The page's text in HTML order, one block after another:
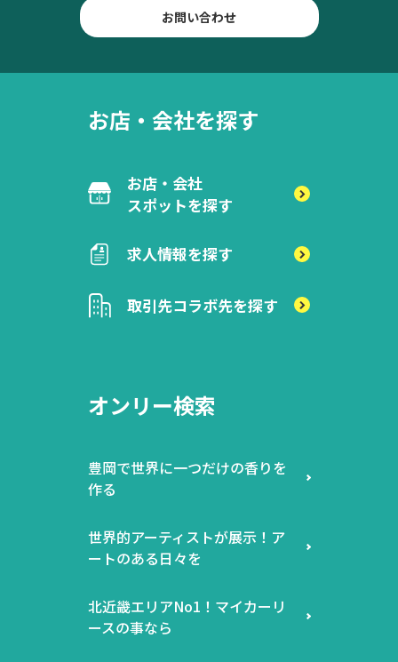
お問い合わせ
お店・会社を探す
お店・会社
スポットを探す
求人情報を探す
取引先コラボ先を探す
オンリー検索
豊岡で世界に一つだけの香りを
作る
世界的アーティストが展示！ア
ートのある日々を
北近畿エリアNo1！マイカーリ
ースの事なら